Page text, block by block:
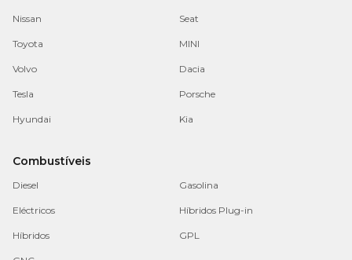
Nissan Seat
Toyota MINI
Volvo Dacia
Tesla Porsche
Hyundai Kia
Combustíveis
Diesel Gasolina
Eléctricos Híbridos Plug-in
Híbridos GPL